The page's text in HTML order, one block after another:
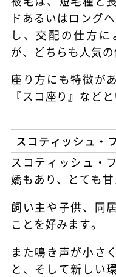
ドあるいはロング
し、交配の仕方
が、どちらも人気の
座り方にも特徴が
『スコ座り』など
スコティッシュ・
スコティッシュ・
嬌もあり、とても甘
飼い主や子供、同
ことを好みます。
また鳴き声が小さ
と、そして新しい